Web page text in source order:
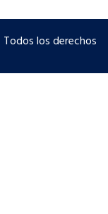
los derechos